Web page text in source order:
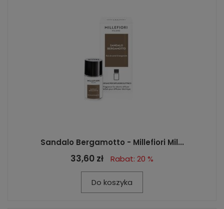
Sandalo Bergamotto - Millefiori Mil...
33,60 zł Rabat: 20 %
Do koszyka